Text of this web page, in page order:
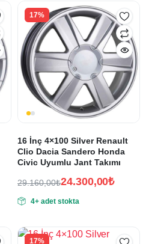
17%
16 İnç 4×100 Silver Renault
Clio Dacia Sandero Honda
Civic Uyumlu Jant Takımı
29.160,00₺
fiyat:
24.300,00₺
andaki
24.300,00₺.
4+ adet stokta
17%